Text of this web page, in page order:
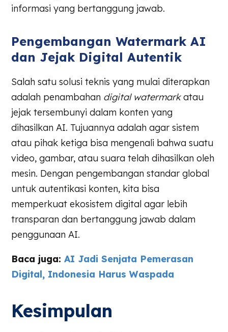
informasi yang bertanggung jawab.
Pengembangan Watermark AI
dan Jejak Digital Autentik
Salah satu solusi teknis yang mulai diterapkan
adalah penambahan digital watermarkatau
jejak tersembunyi dalam konten yang
dihasilkan AI. Tujuannya adalah agar sistem
atau pihak ketiga bisa mengenali bahwa suatu
video, gambar, atau suara telah dihasilkan oleh
mesin. Dengan pengembangan standar global
untuk autentikasi konten, kita bisa
memperkuat ekosistem digital agar lebih
transparan dan bertanggung jawab dalam
penggunaan AI.
Baca juga:AI Jadi Senjata Pemerasan
Digital, Indonesia Harus Waspada
Kesimpulan